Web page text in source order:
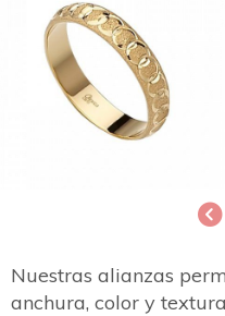
Nuestras alianzas
anchura, color y